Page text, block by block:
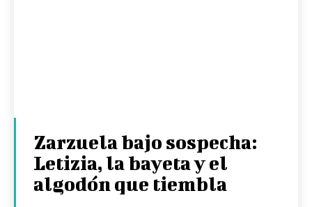
Zarzuela bajo sospecha:
Letizia, la bayeta y el
algodón que tiembla